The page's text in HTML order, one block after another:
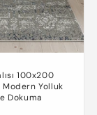
100x200
Yolluk
Dokuma